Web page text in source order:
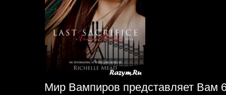
Мир Вампиров представляет Вам